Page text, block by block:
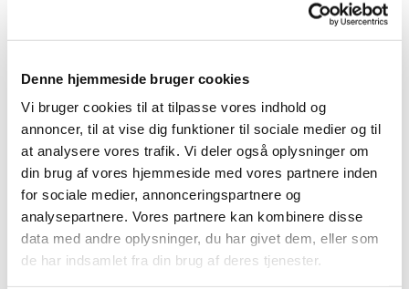
Denne hjemmeside bruger cookies
Vi bruger cookies til at tilpasse vores indhold og
annoncer, til at vise dig funktioner til sociale medier og til
at analysere vores trafik. Vi deler også oplysninger om
din brug af vores hjemmeside med vores partnere inden
for sociale medier, annonceringspartnere og
analysepartnere. Vores partnere kan kombinere disse
data med andre oplysninger, du har givet dem, eller som
de har indsamlet fra din brug af deres tjenester.
Materiale - tørpastel og pastelkridt på farvet eller hvidt
Størrelse - A2, 60 x 42 cm.
For information om eller køb af værker kontakt mig på
inge.delfs@mail.dk.